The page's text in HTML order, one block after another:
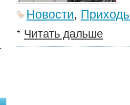
Новости,
Читать дальше